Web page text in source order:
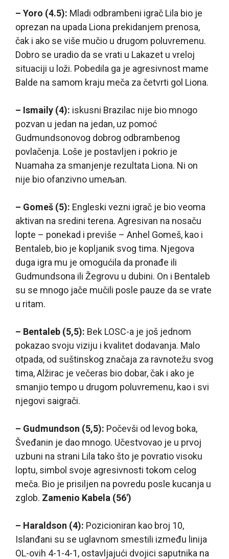
– Yoro (4.5): Mladi odbrambeni igrač Lila bio je
oprezan na upada Liona prekidanjem prenosa,
čak i ako se više mučio u drugom poluvremenu.
Dobro se uradio da se vrati u Lakazet u vreloj
situaciji u loži. Pobedila ga je agresivnost mame
Balde na samom kraju meča za četvrti gol Liona.
– Ismaily (4): iskusni Brazilac nije bio mnogo
pozvan u jedan na jedan, uz pomoć
Gudmundsonovog dobrog odbrambenog
povlačenja. Loše je postavljen i pokrio je
Nuamaha za smanjenje rezultata Liona. Ni on
nije bio ofanzivno umeљan.
– Gomeš (5): Engleski vezni igrač je bio veoma
aktivan na sredini terena. Agresivan na nosaču
lopte – ponekad i previše – Anhel Gomeš, kao i
Bentaleb, bio je kopljanik svog tima. Njegova
duga igra mu je omogućila da pronađe ili
Gudmundsona ili Žegrovu u dubini. On i Bentaleb
su se mnogo jače mučili posle pauze da se vrate
u ritam.
– Bentaleb (5,5): Bek LOSC-a je još jednom
pokazao svoju viziju i kvalitet dodavanja. Malo
otpada, od suštinskog značaja za ravnotežu svog
tima, Alžirac je večeras bio dobar, čak i ako je
smanjio tempo u drugom poluvremenu, kao i svi
njegovi saigrači.
– Gudmundson (5,5): Počevši od levog boka,
Šveđanin je dao mnogo. Učestvovao je u prvoj
uzbuni na strani Lila tako što je povratio visoku
loptu, simbol svoje agresivnosti tokom celog
meča. Bio je prisiljen na povredu posle kucanja u
zglob. Zamenio Kabela (56′)
– Haraldson (4): Pozicioniran kao broj 10,
Islanđani su se uglavnom smestili između linija
OL-ovih 4-1-4-1, ostavljajući dvojici saputnika na